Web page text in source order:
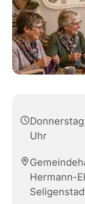
Uhr
Hermann-